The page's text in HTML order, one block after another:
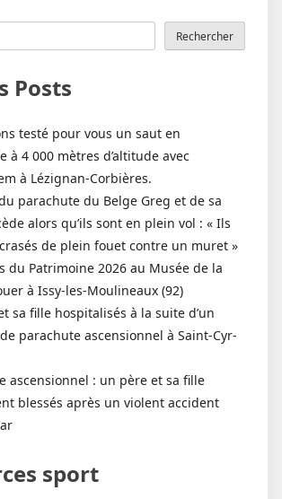
Rechercher
Posts
testé pour vous un saut en
à 4 000 mètres d’altitude avec
à Lézignan-Corbières.
parachute du Belge Greg et de sa
alors qu’ils sont en plein vol : « Ils
de plein fouet contre un muret »
du Patrimoine 2026 au Musée de la
à Issy-les-Moulineaux (92)
sa fille hospitalisés à la suite d’un
parachute ascensionnel à Saint-Cyr-
ascensionnel : un père et sa fille
blessés après un violent accident
sport